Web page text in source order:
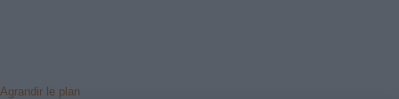
Agrandir le plan